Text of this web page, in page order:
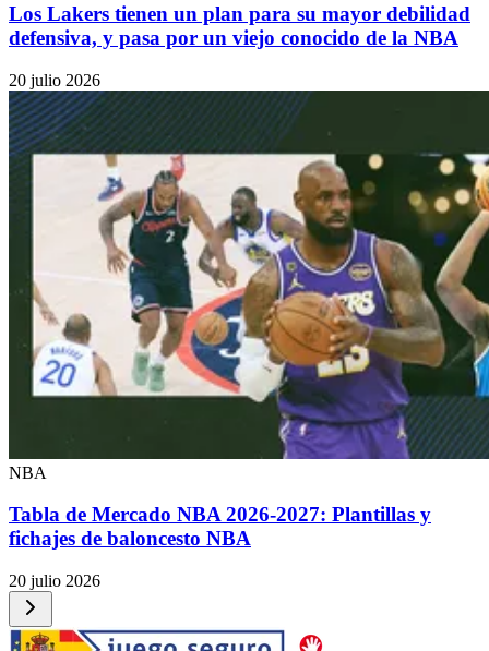
Los Lakers tienen un plan para su mayor debilidad
defensiva, y pasa por un viejo conocido de la NBA
20 julio 2026
NBA
Tabla de Mercado NBA 2026-2027: Plantillas y
fichajes de baloncesto NBA
20 julio 2026